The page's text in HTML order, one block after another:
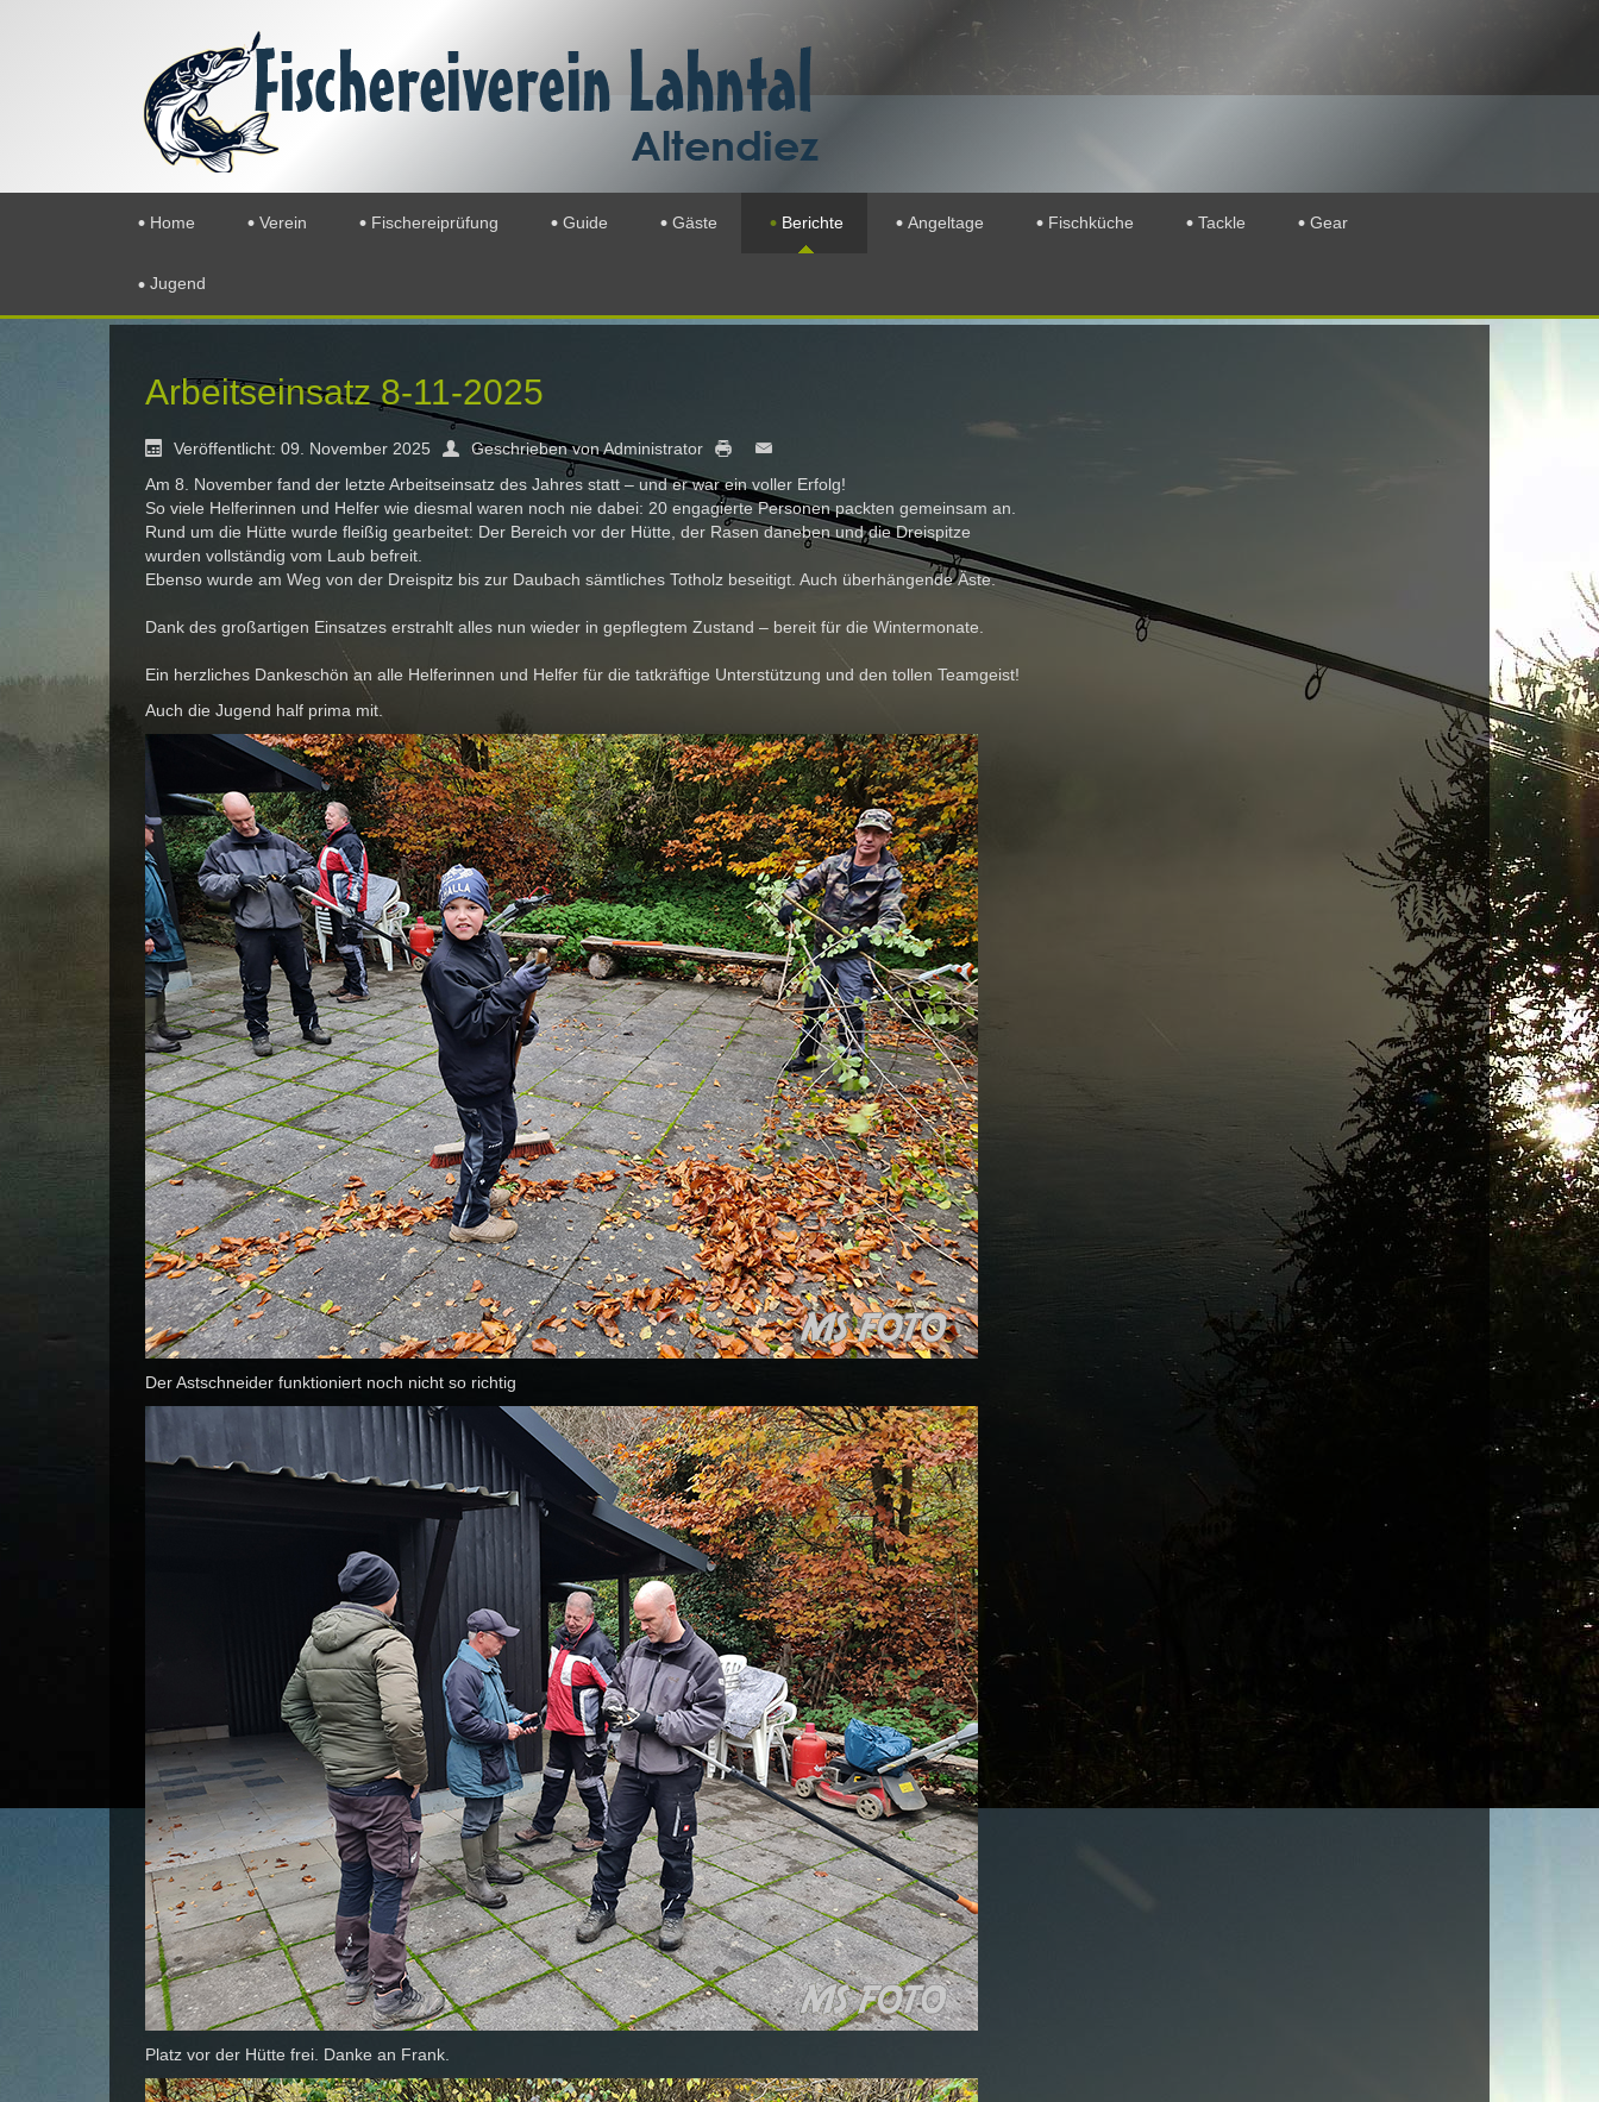
Home Verein Fischereiprüfung Guide Gäste Berichte Angeltage Fischküche Tackle Gear
Jugend
Arbeitseinsatz 8-11-2025
Veröffentlicht: 09. November 2025
Geschrieben von Administrator
Am 8. November fand der letzte Arbeitseinsatz des Jahres statt – und er war ein voller Erfolg!
So viele Helferinnen und Helfer wie diesmal waren noch nie dabei: 20 engagierte Personen packten gemeinsam an.
Rund um die Hütte wurde fleißig gearbeitet: Der Bereich vor der Hütte, der Rasen daneben und die Dreispitze
wurden vollständig vom Laub befreit.
Ebenso wurde am Weg von der Dreispitz bis zur Daubach sämtliches Totholz beseitigt. Auch überhängende Äste.
Dank des großartigen Einsatzes erstrahlt alles nun wieder in gepflegtem Zustand – bereit für die Wintermonate.
Ein herzliches Dankeschön an alle Helferinnen und Helfer für die tatkräftige Unterstützung und den tollen Teamgeist!
Auch die Jugend half prima mit.
Der Astschneider funktioniert noch nicht so richtig
Platz vor der Hütte frei. Danke an Frank.